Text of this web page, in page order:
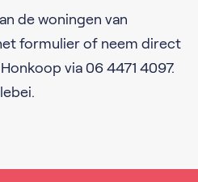
de woningen van
formulier of neem direct
via 06 4471 4097.